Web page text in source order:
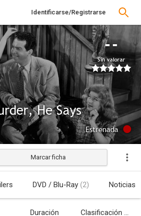
Identificarse/Registrarse
--
Sin valorar
He Says
Estrenada
Marcar ficha
DVD / Blu-Ray (2) Noticias
Duración Clasificación por edades